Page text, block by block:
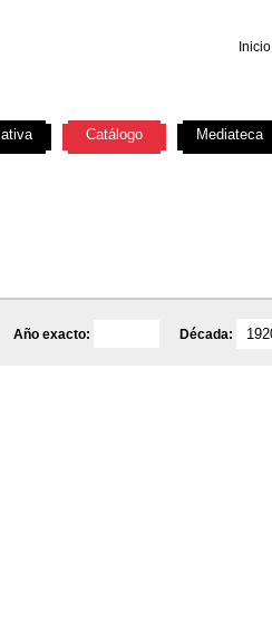
Inicio
Año exacto: Década:
Catálogo Mediateca